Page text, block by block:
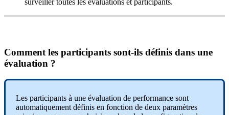
Comment les participants sont-ils définis dans une
évaluation ?
Les participants à une évaluation de performance sont
automatiquement définis en fonction de deux paramètres